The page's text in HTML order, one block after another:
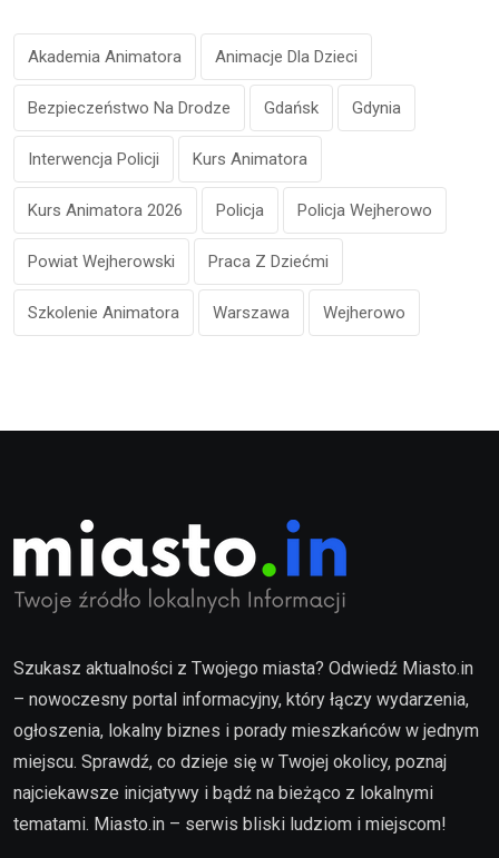
Akademia Animatora Animacje Dla Dzieci
Bezpieczeństwo Na Drodze Gdańsk Gdynia
Interwencja Policji Kurs Animatora
Kurs Animatora 2026 Policja Policja Wejherowo
Powiat Wejherowski Praca Z Dziećmi
Szkolenie Animatora Warszawa Wejherowo
Szukasz aktualności z Twojego miasta? Odwiedź Miasto.in
– nowoczesny portal informacyjny, który łączy wydarzenia,
ogłoszenia, lokalny biznes i porady mieszkańców w jednym
miejscu. Sprawdź, co dzieje się w Twojej okolicy, poznaj
najciekawsze inicjatywy i bądź na bieżąco z lokalnymi
tematami. Miasto.in – serwis bliski ludziom i miejscom!